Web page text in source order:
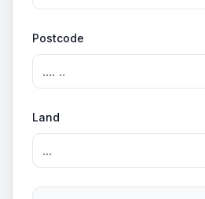
Postcode
Land